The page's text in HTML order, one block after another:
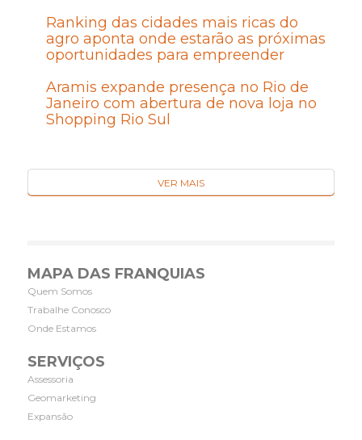
Ranking das cidades mais ricas do
agro aponta onde estarão as próximas
oportunidades para empreender
Aramis expande presença no Rio de
Janeiro com abertura de nova loja no
Shopping Rio Sul
VER MAIS
MAPA DAS FRANQUIAS
Quem Somos
Trabalhe Conosco
Onde Estamos
SERVIÇOS
Assessoria
Geomarketing
Expansão